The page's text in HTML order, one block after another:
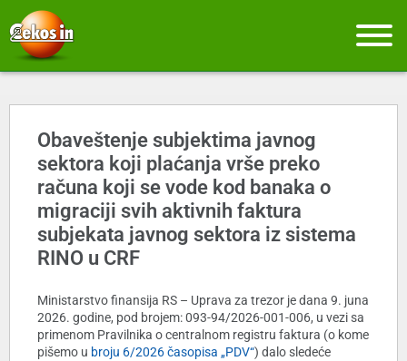
Obaveštenje subjektima javnog
sektora koji plaćanja vrše preko
računa koji se vode kod banaka o
migraciji svih aktivnih faktura
subjekata javnog sektora iz sistema
RINO u CRF
Ministarstvo finansija RS – Uprava za trezor je dana 9. juna
2026. godine, pod brojem: 093-94/2026-001-006, u vezi sa
primenom Pravilnika o centralnom registru faktura (o kome
pišemo u broju 6/2026 časopisa „PDV“) dalo sledeće